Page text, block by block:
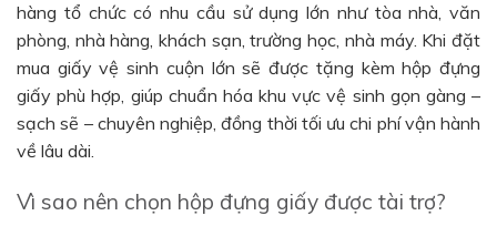
hàng tổ chức có nhu cầu sử dụng lớn như tòa nhà, văn
phòng, nhà hàng, khách sạn, trường học, nhà máy. Khi đặt
mua giấy vệ sinh cuộn lớn sẽ được tặng kèm hộp đựng
giấy phù hợp, giúp chuẩn hóa khu vực vệ sinh gọn gàng –
sạch sẽ – chuyên nghiệp, đồng thời tối ưu chi phí vận hành
về lâu dài.
Vì sao nên chọn hộp đựng giấy được tài trợ?